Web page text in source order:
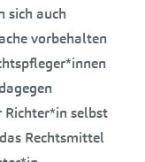
sich auch
vorbehalten
Richter*in selbst
Rechtsmittel